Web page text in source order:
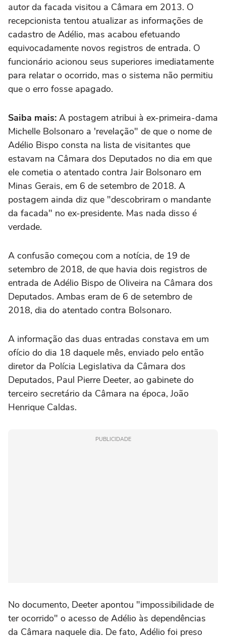
autor da facada visitou a Câmara em 2013. O
recepcionista tentou atualizar as informações de
cadastro de Adélio, mas acabou efetuando
equivocadamente novos registros de entrada. O
funcionário acionou seus superiores imediatamente
para relatar o ocorrido, mas o sistema não permitiu
que o erro fosse apagado.
Saiba mais: A postagem atribui à ex-primeira-dama
Michelle Bolsonaro a 'revelação" de que o nome de
Adélio Bispo consta na lista de visitantes que
estavam na Câmara dos Deputados no dia em que
ele cometia o atentado contra Jair Bolsonaro em
Minas Gerais, em 6 de setembro de 2018. A
postagem ainda diz que "descobriram o mandante
da facada" no ex-presidente. Mas nada disso é
verdade.
A confusão começou com a notícia, de 19 de
setembro de 2018, de que havia dois registros de
entrada de Adélio Bispo de Oliveira na Câmara dos
Deputados. Ambas eram de 6 de setembro de
2018, dia do atentado contra Bolsonaro.
A informação das duas entradas constava em um
ofício do dia 18 daquele mês, enviado pelo então
diretor da Polícia Legislativa da Câmara dos
Deputados, Paul Pierre Deeter, ao gabinete do
terceiro secretário da Câmara na época, João
Henrique Caldas.
PUBLICIDADE
No documento, Deeter apontou "impossibilidade de
ter ocorrido" o acesso de Adélio às dependências
da Câmara naquele dia. De fato, Adélio foi preso